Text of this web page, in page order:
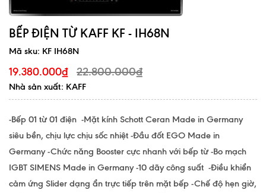
BẾP ĐIỆN TỪ KAFF KF - IH68N
Mã sku: KF IH68N
19.380.000₫ 22.800.000₫
Nhà sản xuất: KAFF
-Bếp 01 từ 01 điện -Mặt kính Schott Ceran Made in Germany
siêu bền, chịu lực chịu sốc nhiệt -Đầu đốt EGO Made in
Germany -Chức năng Booster cực nhanh với bếp từ -Bo mạch
IGBT SIMENS Made in Germany -10 dãy công suất -Điều khiển
cảm ứng Slider dạng ẩn trực tiếp trên mặt bếp -Chế độ hẹn giờ,